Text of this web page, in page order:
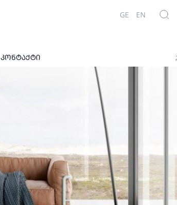
GE EN
ᲙᲝᲜᲢᲐᲥᲢᲘ ;